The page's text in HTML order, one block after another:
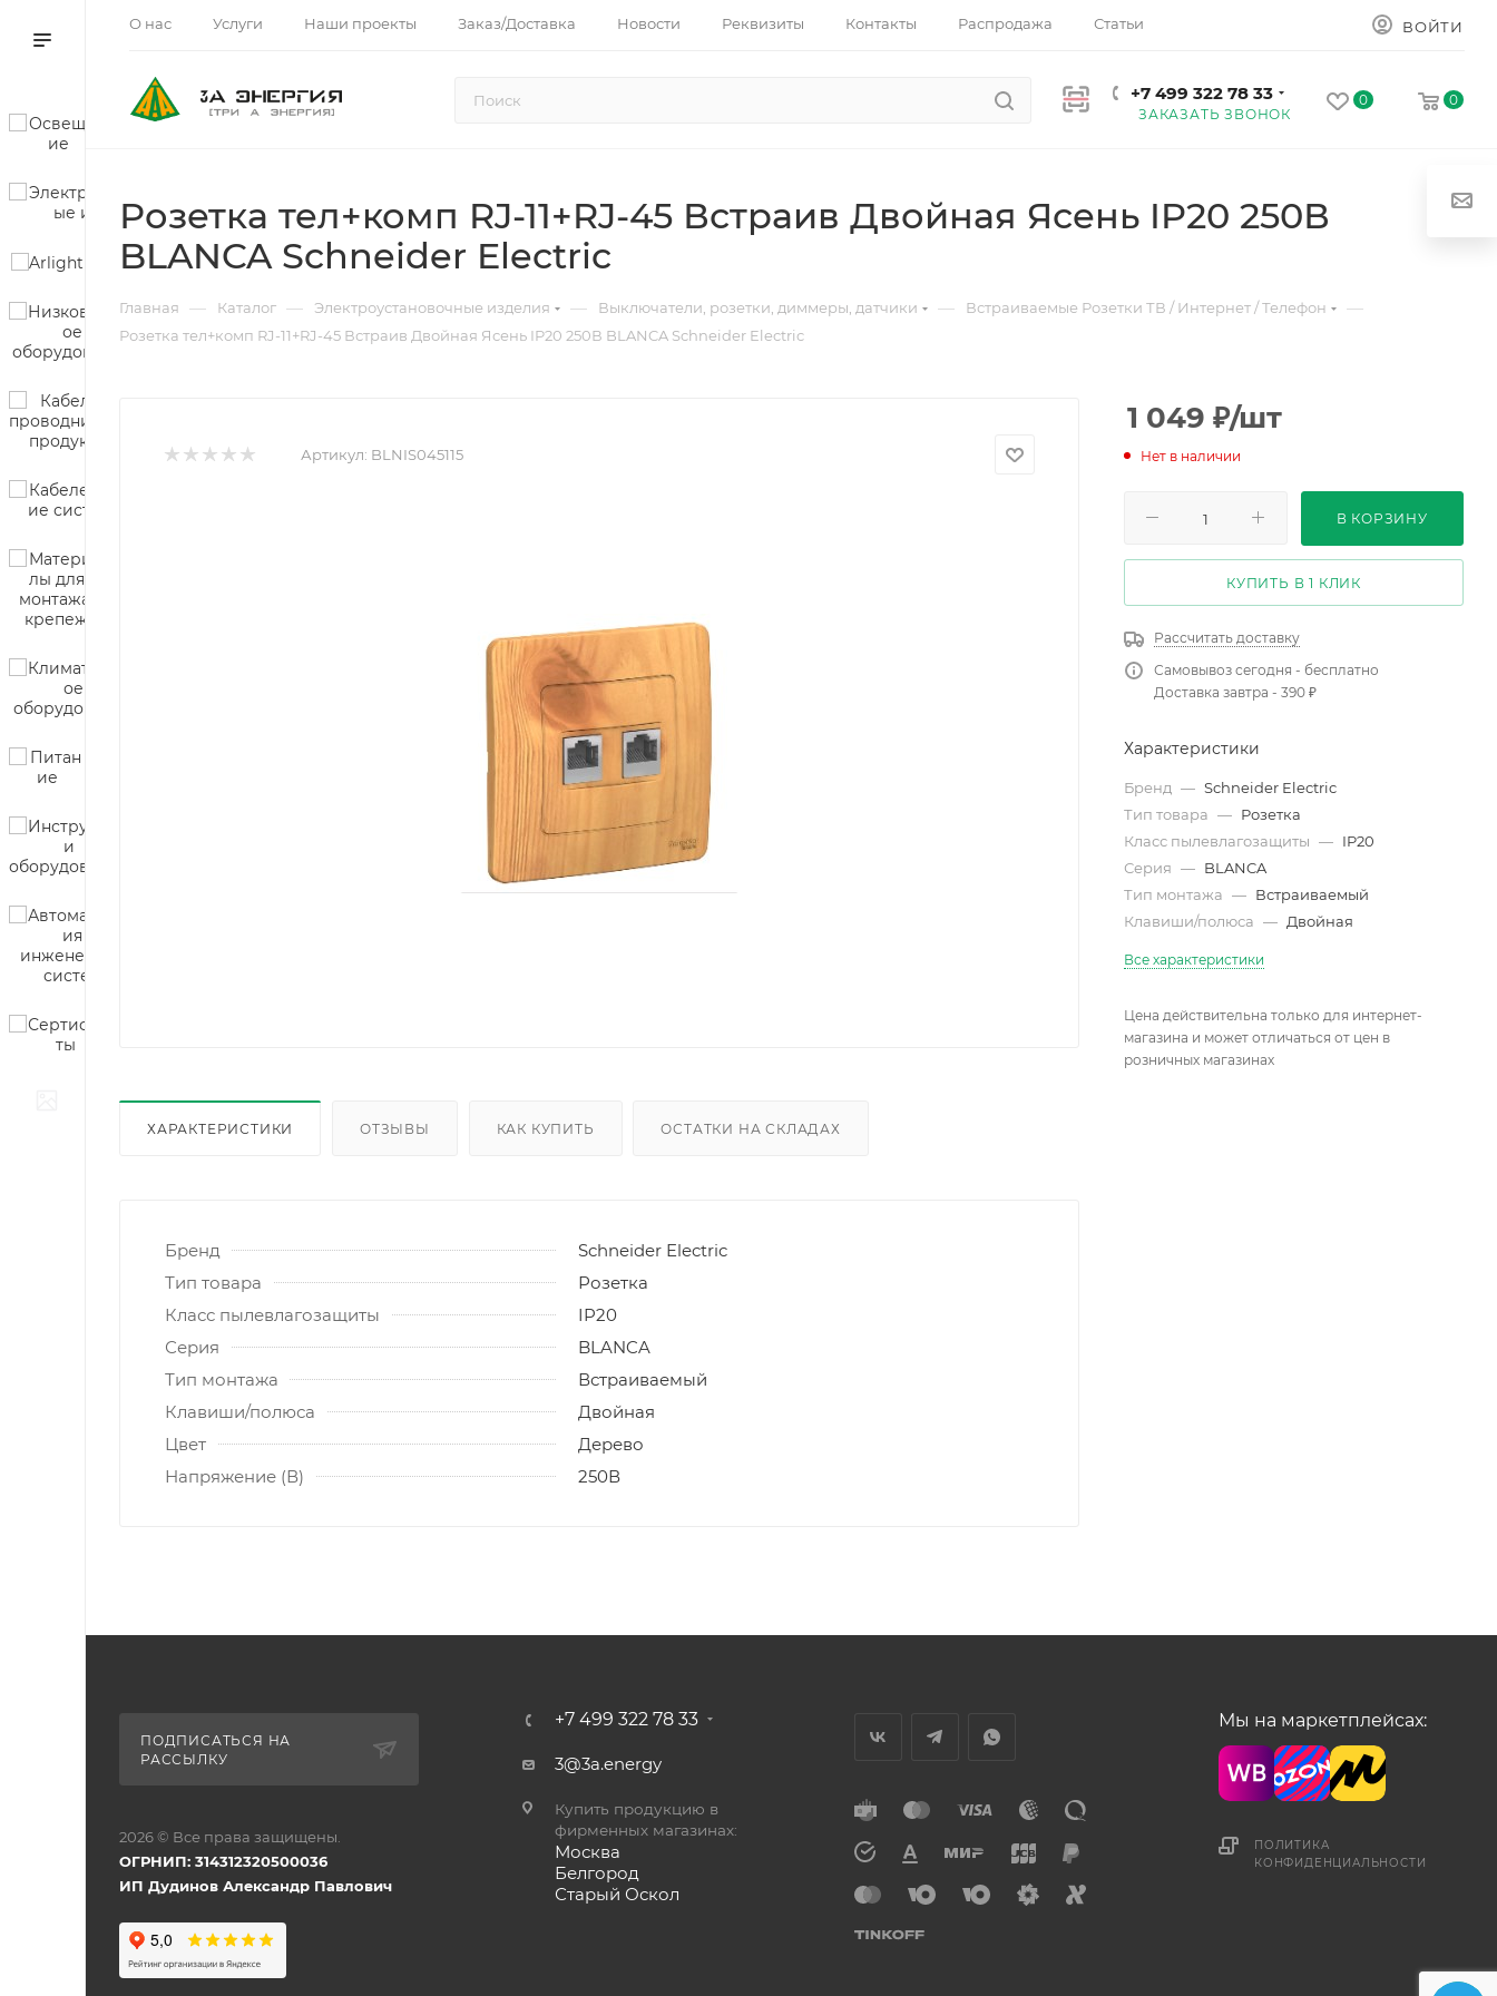
О нас Услуги Наши проекты Заказ/Доставка Новости Реквизиты Контакты Распродажа Статьи ВОЙТИ
+7 499 322 78 33
ЗАКАЗАТЬ ЗВОНОК
0 0
Розетка тел+комп RJ-11+RJ-45 Встраив Двойная Ясень IP20 250В
BLANCA Schneider Electric
Главная — Каталог — Электроустановочные изделия — Выключатели, розетки, диммеры, датчики — Встраиваемые Розетки ТВ / Интернет / Телефон —
Розетка тел+комп RJ-11+RJ-45 Встраив Двойная Ясень IP20 250В BLANCA Schneider Electric
Артикул: BLNIS045115
ХАРАКТЕРИСТИКИ ОТЗЫВЫ КАК КУПИТЬ ОСТАТКИ НА СКЛАДАХ
Бренд
Schneider Electric
Тип товара
Розетка
Класс пылевлагозащиты
IP20
Серия
BLANCA
Тип монтажа
Встраиваемый
Клавиши/полюса
Двойная
Цвет
Дерево
Напряжение (В)
250В
1 049 ₽/шт
Нет в наличии
В КОРЗИНУ
КУПИТЬ В 1 КЛИК
Рассчитать доставку
Самовывоз сегодня - бесплатно
Доставка завтра - 390 ₽
Характеристики
Бренд — Schneider Electric
Тип товара — Розетка
Класс пылевлагозащиты — IP20
Серия — BLANCA
Тип монтажа — Встраиваемый
Клавиши/полюса — Двойная
Все характеристики
Цена действительна только для интернет-
магазина и может отличаться от цен в
розничных магазинах
ПОДПИСАТЬСЯ НА
РАССЫЛКУ
2026 © Все права защищены.
ОГРНИП: 314312320500036
ИП Дудинов Александр Павлович
+7 499 322 78 33
3@3a.energy
Купить продукцию в
фирменных магазинах:
Москва
Белгород
Старый Оскол
Мы на маркетплейсах:
ПОЛИТИКА
КОНФИДЕНЦИАЛЬНОСТИ